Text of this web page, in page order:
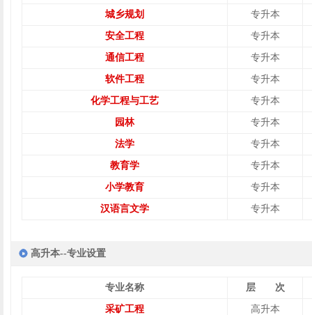
城乡规划 专升本
安全工程 专升本
通信工程 专升本
软件工程 专升本
化学工程与工艺 专升本
园林 专升本
法学 专升本
教育学 专升本
小学教育 专升本
汉语言文学 专升本
高升本--专业设置
专业名称 层 次
采矿工程 高升本